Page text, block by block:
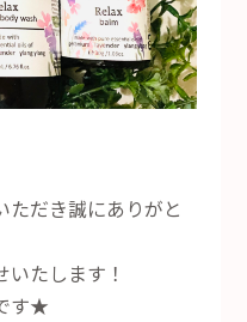
ただき誠にありがと
たします！
す★